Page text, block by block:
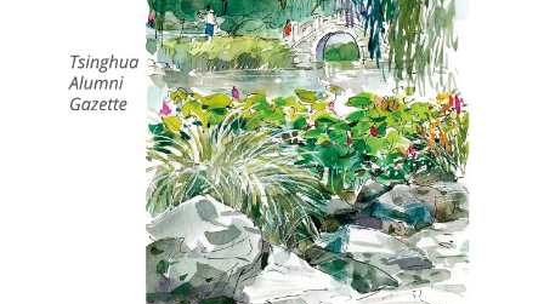
校友文苑
校友讲坛
校友视界
三创大赛
实用信息
会长致辞
总会章程
理事会名单
制度法规